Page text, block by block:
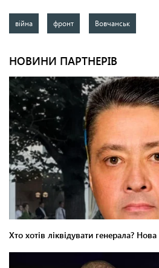
війна фронт Вовчанськ